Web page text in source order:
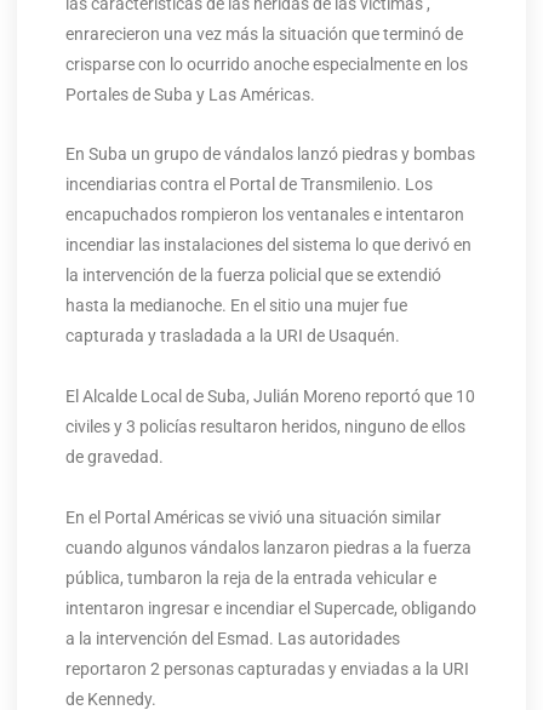
enrarecieron una vez más la situación que terminó de
crisparse con lo ocurrido anoche especialmente en los
Portales de Suba y Las Américas.
En Suba un grupo de vándalos lanzó piedras y bombas
incendiarias contra el Portal de Transmilenio. Los
encapuchados rompieron los ventanales e intentaron
incendiar las instalaciones del sistema lo que derivó en
la intervención de la fuerza policial que se extendió
hasta la medianoche. En el sitio una mujer fue
capturada y trasladada a la URI de Usaquén.
El Alcalde Local de Suba, Julián Moreno reportó que 10
civiles y 3 policías resultaron heridos, ninguno de ellos
de gravedad.
En el Portal Américas se vivió una situación similar
cuando algunos vándalos lanzaron piedras a la fuerza
pública, tumbaron la reja de la entrada vehicular e
intentaron ingresar e incendiar el Supercade, obligando
a la intervención del Esmad. Las autoridades
reportaron 2 personas capturadas y enviadas a la URI
de Kennedy.